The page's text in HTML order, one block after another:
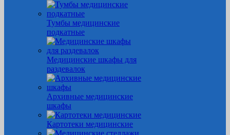
Тумбы медицинские
подкатные
Медицинские шкафы для
раздевалок
Архивные медицинские
шкафы
Картотеки медицинские